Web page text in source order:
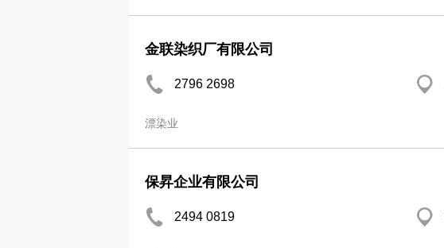
金联染织厂有限公司
2796 2698
漂染业
保昇企业有限公司
2494 0819